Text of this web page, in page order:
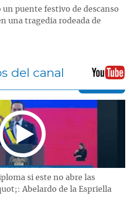
un puente festivo de descanso
una tragedia rodeada de
del canal
si este no abre las
Abelardo de la Espriella